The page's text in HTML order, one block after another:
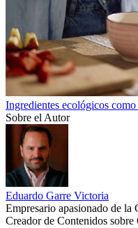
Ingredientes ecológicos
Sobre el Autor
Eduardo Garre Victoria
Empresario apasionado de
Creador de Contenidos